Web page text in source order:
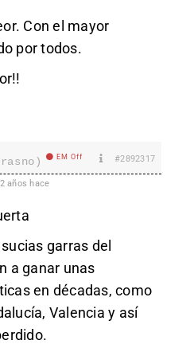
Con el mayor
por todos.
EM Off #2892317
2 años hace
garras del
a ganar unas
en décadas, como
Valencia y así